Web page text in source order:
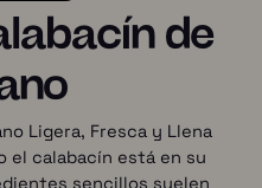
de
Ligera, Fresca y Llena
el calabacín está en su
sencillos suelen